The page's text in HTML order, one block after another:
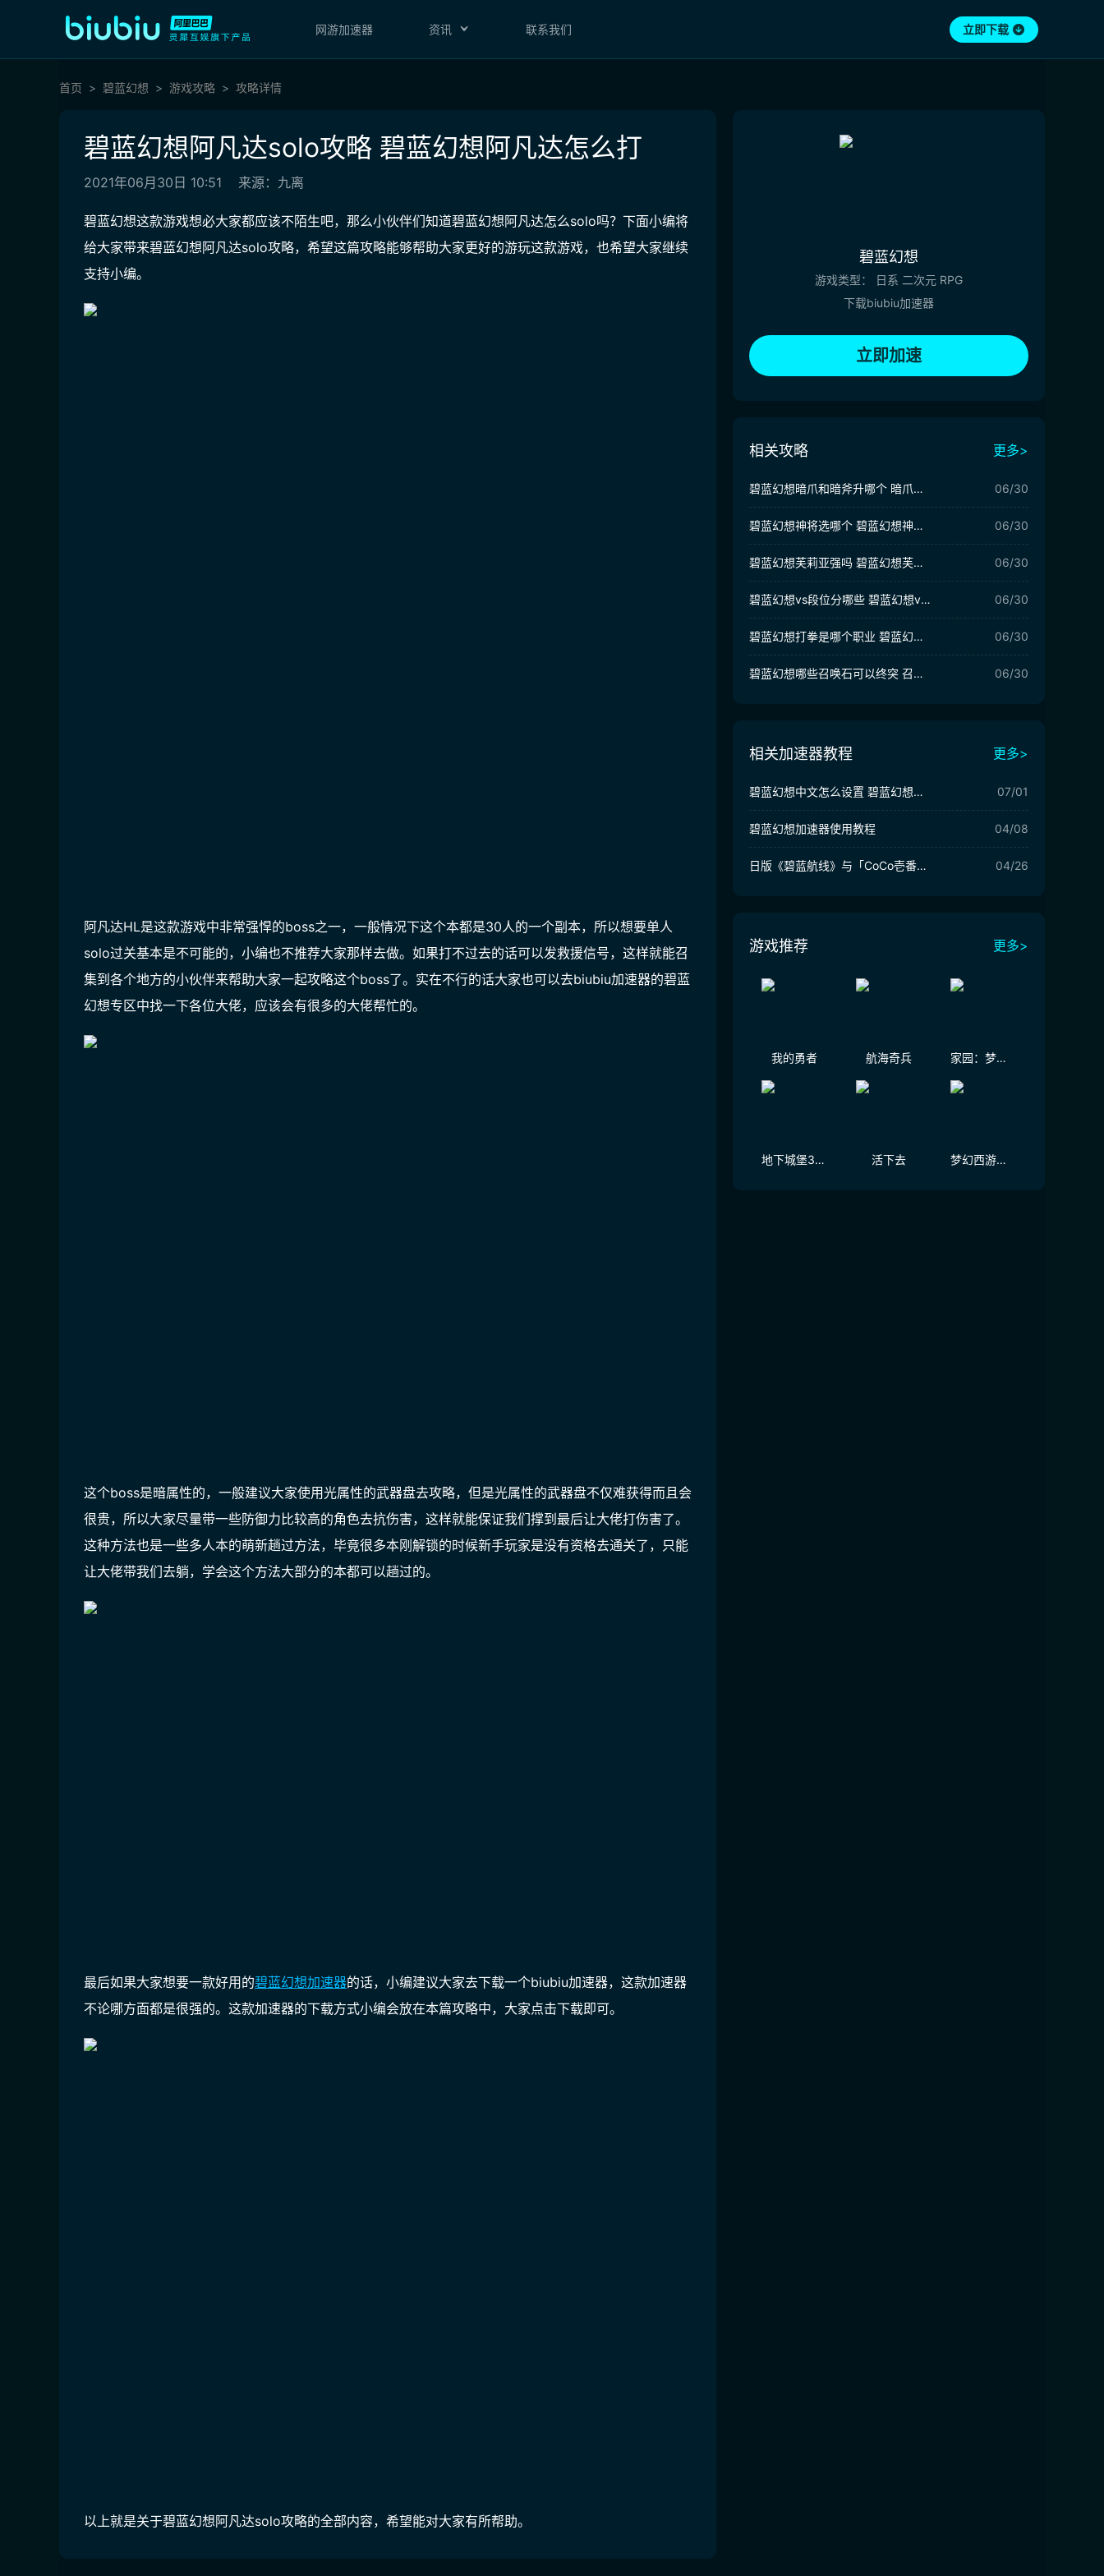
网游加速器 资讯 联系我们 立即下载
首页 碧蓝幻想 游戏攻略 攻略详情
碧蓝幻想阿凡达solo攻略 碧蓝幻想阿凡达怎么打
2021年06月30日 10:51 来源：九离
碧蓝幻想这款游戏想必大家都应该不陌生吧，那么小伙伴们知道碧蓝幻想阿凡达怎么solo吗？下面小编将
给大家带来碧蓝幻想阿凡达solo攻略，希望这篇攻略能够帮助大家更好的游玩这款游戏，也希望大家继续
支持小编。
阿凡达HL是这款游戏中非常强悍的boss之一，一般情况下这个本都是30人的一个副本，所以想要单人
solo过关基本是不可能的，小编也不推荐大家那样去做。如果打不过去的话可以发救援信号，这样就能召
集到各个地方的小伙伴来帮助大家一起攻略这个boss了。实在不行的话大家也可以去biubiu加速器的碧蓝
幻想专区中找一下各位大佬，应该会有很多的大佬帮忙的。
这个boss是暗属性的，一般建议大家使用光属性的武器盘去攻略，但是光属性的武器盘不仅难获得而且会
很贵，所以大家尽量带一些防御力比较高的角色去抗伤害，这样就能保证我们撑到最后让大佬打伤害了。
这种方法也是一些多人本的萌新趟过方法，毕竟很多本刚解锁的时候新手玩家是没有资格去通关了，只能
让大佬带我们去躺，学会这个方法大部分的本都可以趟过的。
最后如果大家想要一款好用的碧蓝幻想加速器的话，小编建议大家去下载一个biubiu加速器，这款加速器
不论哪方面都是很强的。这款加速器的下载方式小编会放在本篇攻略中，大家点击下载即可。
以上就是关于碧蓝幻想阿凡达solo攻略的全部内容，希望能对大家有所帮助。
碧蓝幻想
游戏类型： 日系 二次元 RPG
下载biubiu加速器
立即加速
相关攻略 更多>
碧蓝幻想暗爪和暗斧升哪个 暗爪和暗斧武器对比 06/30
碧蓝幻想神将选哪个 碧蓝幻想神将选择攻略 06/30
碧蓝幻想芙莉亚强吗 碧蓝幻想芙莉亚介绍 06/30
碧蓝幻想vs段位分哪些 碧蓝幻想vs段位介绍 06/30
碧蓝幻想打拳是哪个职业 碧蓝幻想打拳职业介绍 06/30
碧蓝幻想哪些召唤石可以终突 召唤石终突攻略 06/30
相关加速器教程 更多>
碧蓝幻想中文怎么设置 碧蓝幻想中文设置攻略 07/01
碧蓝幻想加速器使用教程 04/08
日版《碧蓝航线》与「CoCo壱番屋」合作皮肤详细情报公开！ 04/26
游戏推荐 更多>
我的勇者 航海奇兵 家园：梦想派对
地下城堡3：魂之诗 活下去 梦幻西游（大陆服）